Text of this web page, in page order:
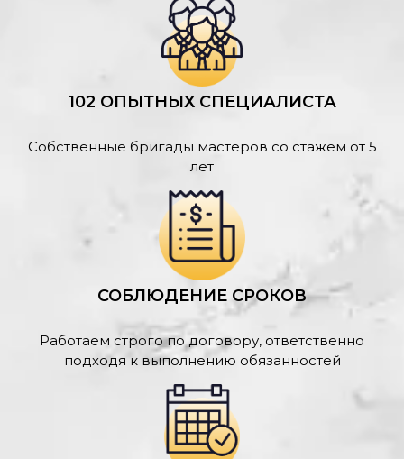
102 ОПЫТНЫХ СПЕЦИАЛИСТА
Собственные бригады мастеров со стажем от 5
лет
СОБЛЮДЕНИЕ СРОКОВ
Работаем строго по договору, ответственно
подходя к выполнению обязанностей